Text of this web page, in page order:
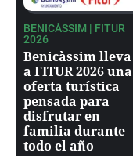
BENICÀSSIM | FITUR
2026
Benicàssim lleva
a FITUR 2026 una
oferta turística
pensada para
disfrutar en
familia durante
todo el año